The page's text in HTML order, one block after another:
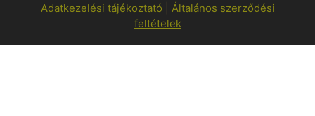
Adatkezelési tájékoztató
Általános szerződési
feltételek